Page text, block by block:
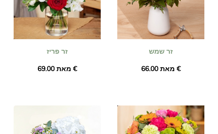
זר פריז
מאת ‏69.00 €
זר שמש
מאת ‏66.00 €